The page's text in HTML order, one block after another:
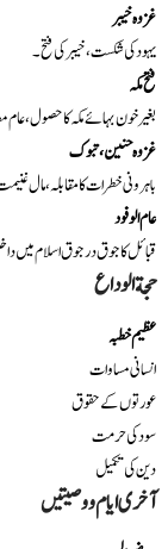
غزوہ خیبر
یہود کی شکست، خیبر کی فتح۔
فتح مکہ
بغیر خون بہائے مکہ کا حصول، عام
غزوہ حنین، تبوک
باہرونی خطرات کا مقابلہ، مال
عام الوفود
قبائل کا جوق در جوق اسلام میں
حجة الوداع
عظیم خطبہ
انسانی مساوات
عورتوں کے حقوق
سود کی حرمت
دین کی تکمیل
آخری ایام و وصیتیں